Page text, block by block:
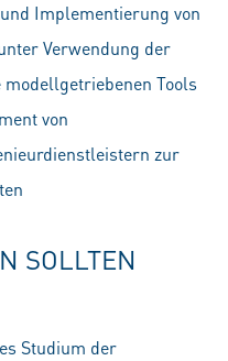
Implementierung von
Verwendung der
modellgetriebenen Tools
von
zur
SOLLTEN
Studium der